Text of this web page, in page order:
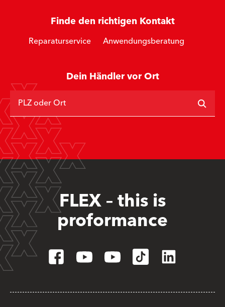
Finde den richtigen Kontakt
Reparaturservice Anwendungsberatung
Dein Händler vor Ort
PLZ oder Ort
FLEX – this is
proformance